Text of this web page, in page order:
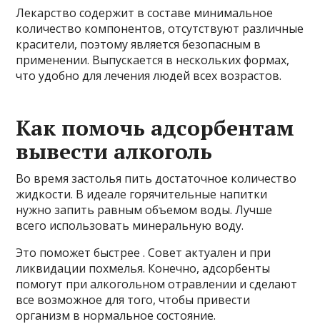
Лекарство содержит в составе минимальное
количество компонентов, отсутствуют различные
красители, поэтому является безопасным в
применении. Выпускается в нескольких формах,
что удобно для лечения людей всех возрастов.
Как помочь адсорбентам
вывести алкоголь
Во время застолья пить достаточное количество
жидкости. В идеале горячительные напитки
нужно запить равным объемом воды. Лучше
всего использовать минеральную воду.
Это поможет быстрее . Совет актуален и при
ликвидации похмелья. Конечно, адсорбенты
помогут при алкогольном отравлении и сделают
все возможное для того, чтобы привести
организм в нормальное состояние.